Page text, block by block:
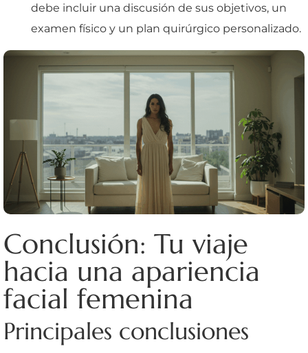
debe incluir una discusión de sus objetivos, un
examen físico y un plan quirúrgico personalizado.
Conclusión: Tu viaje
hacia una apariencia
facial femenina
Principales conclusiones